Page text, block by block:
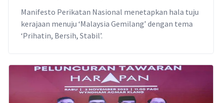
Manifesto Perikatan Nasional menetapkan hala tuju
kerajaan menuju ‘Malaysia Gemilang’ dengan tema
‘Prihatin, Bersih, Stabil’.